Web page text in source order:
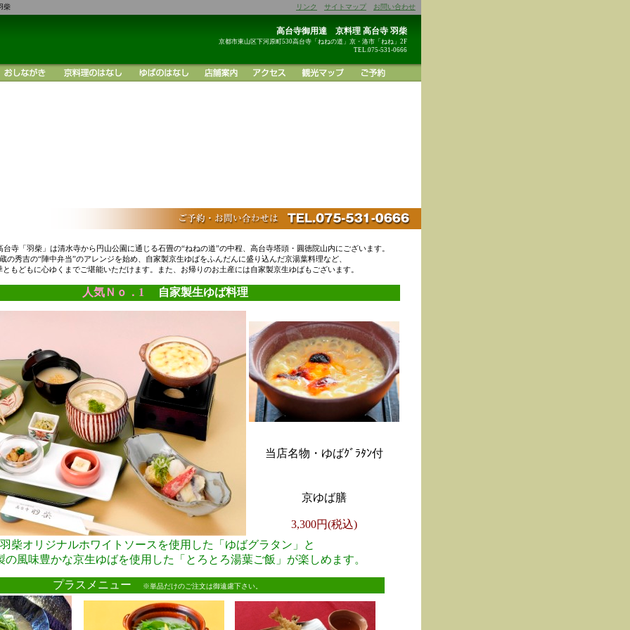
柴 リンク サイトマップ お問い合わせ
高台寺御用達 京料理 高台寺 羽柴
京都市東山区下河原町530高台寺「ねねの道」京・洛市「ねね」2F
TEL.075-531-0666
寺「羽柴」は清水寺から円山公園に通じる石畳の“ねねの道”の中程、高台寺塔頭・圓徳院山内にございます。
の秀吉の“陣中弁当”のアレンジを始め、自家製京生ゆばをふんだんに盛り込んだ京湯葉料理など、
ともどもに心ゆくまでご堪能いただけます。また、お帰りのお土産には自家製京生ゆばもございます。
人気Ｎｏ．1 自家製生ゆば料理
当店名物・ゆばｸﾞﾗﾀﾝ付
京ゆば膳
3,300円(税込)
羽柴オリジナルホワイトソースを使用した「ゆばグラタン」と
の風味豊かな京生ゆばを使用した「とろとろ湯葉ご飯」が楽しめます。
プラスメニュー ※単品だけのご注文は御遠慮下さい。